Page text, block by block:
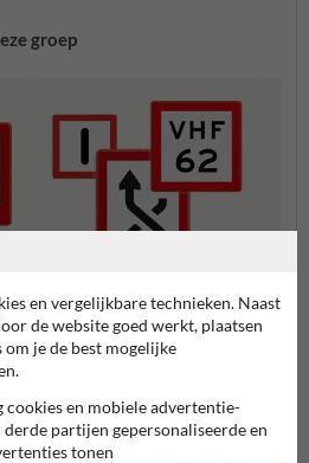
groep
B serie - Gebodstekens
Scheepvaartborden BPR
en vergelijkbare technieken. Naast
de website goed werkt, plaatsen
je de best mogelijke
cookies en mobiele advertentie-
partijen gepersonaliseerde en
tonen